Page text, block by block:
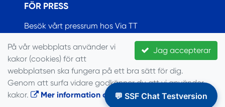
FÖR PRESS
Besök vårt pressrum hos Via TT
© Seglarförbundet, 2022
💬 SSF Chat Testversion
Jag accepterar
På vår webbplats använder vi
kakor (cookies) för att
webbplatsen ska fungera på ett bra sätt för dig.
Genom att surfa vidare godkänner du att vi använder
kakor.
Mer information om cookies.